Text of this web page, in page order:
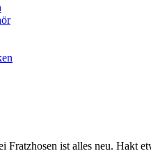
Fratzhosen ist alles neu. Hakt